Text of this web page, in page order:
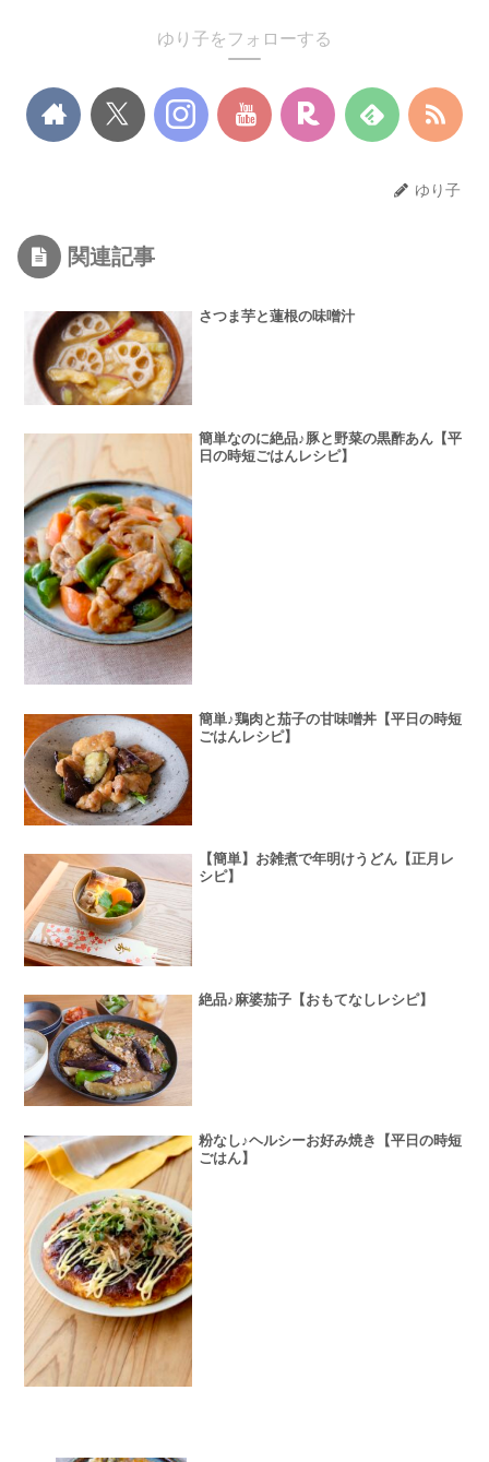
ゆり子をフォローする
ゆり子
関連記事
さつま芋と蓮根の味噌汁
簡単なのに絶品♪豚と野菜の黒酢あん【平
日の時短ごはんレシピ】
簡単♪鶏肉と茄子の甘味噌丼【平日の時短
ごはんレシピ】
【簡単】お雑煮で年明けうどん【正月レ
シピ】
絶品♪麻婆茄子【おもてなしレシピ】
粉なし♪ヘルシーお好み焼き【平日の時短
ごはん】